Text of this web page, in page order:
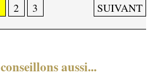
2 3 SUIVANT
aussi...